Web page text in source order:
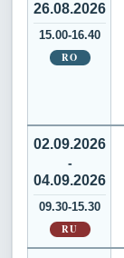
26.08.2026
15.00-16.40
RO
02.09.2026
-
04.09.2026
09.30-15.30
RU